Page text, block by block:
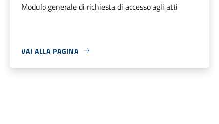
Modulo generale di richiesta di accesso agli atti
VAI ALLA PAGINA